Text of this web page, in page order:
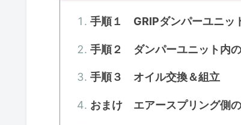
手順１ GRIPダンパーユニッ
手順２ ダンパーユニット内
手順３ オイル交換＆組立
おまけ エアースプリング側